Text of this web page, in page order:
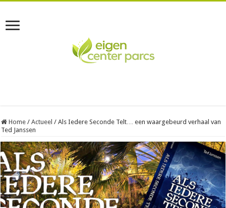
Home / Actueel / Als Iedere Seconde Telt… een waargebeurd verhaal van
Ted Janssen